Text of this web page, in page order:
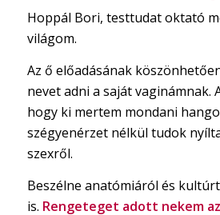
Hoppál Bori, testtudat oktató
világom.
Az ő előadásának
nevet adni a saját vaginámnak.
hogy ki mertem mondani
szégyenérzet nélkül tudok
szexről.
Beszélne anatómiáról és
is. Rengeteget adott nekem